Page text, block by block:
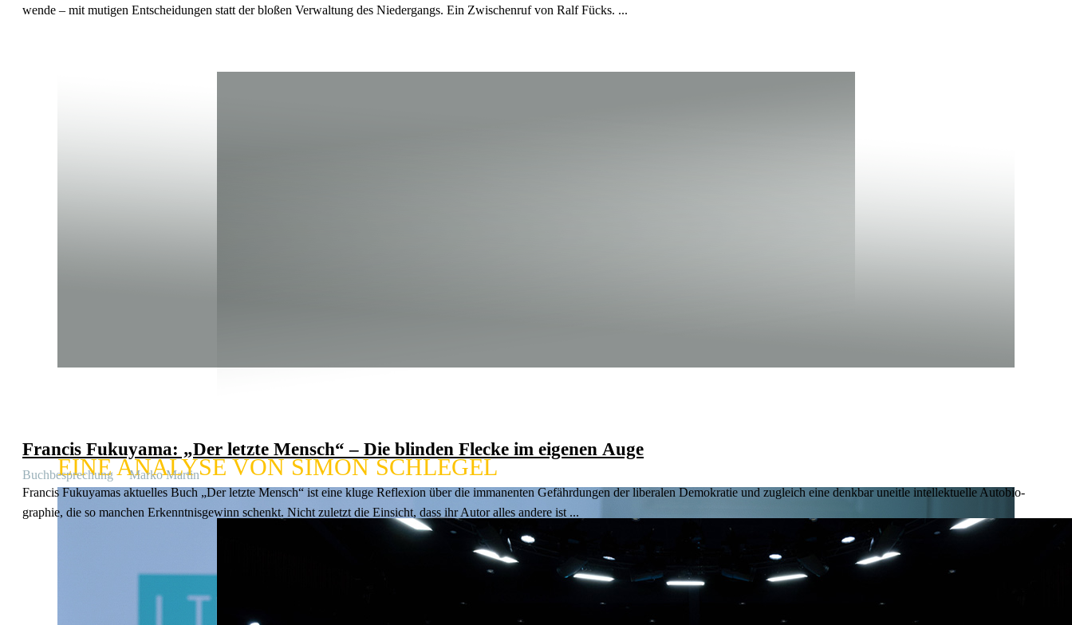
EINE ANALYSE VON SIMON SCHLEGEL
wende – mit mutigen Entschei­dungen statt der bloßen Verwaltung des Nieder­gangs. Ein Zwischenruf von Ralf Fücks. ...
Francis Fukuyama: „Der letzte Mensch“ – Die blinden Flecke im eigenen Auge
Buchbe­spre­chungMarko Martin
Francis Fukuyamas aktuelles Buch „Der letzte Mensch“ ist eine kluge Reflexion über die immanenten Gefähr­dungen der liberalen Demokratie und zugleich eine denkbar uneitle intel­lek­tuelle Autobio­
graphie, die so manchen Erkennt­nis­gewinn schenkt. Nicht zuletzt die Einsicht, dass ihr Autor alles andere ist ...